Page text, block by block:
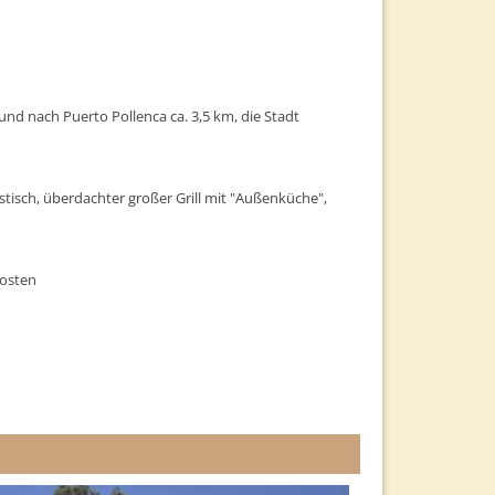
nach Puerto Pollenca ca. 3,5 km, die Stadt
überdachter großer Grill mit "Außenküche",